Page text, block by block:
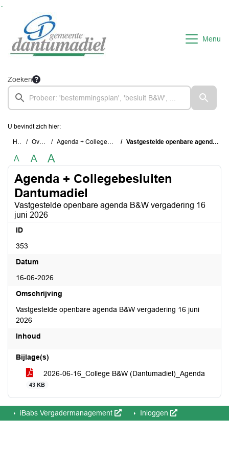
Menu
Zoeken
U bevindt zich hier:
Home Overzichten Agenda + Collegebesluiten Dantumadiel Vastgestelde openbare agenda B&W vergadering 16 juni 2026
A A A
Agenda + Collegebesluiten
Dantumadiel
Vastgestelde openbare agenda B&W vergadering 16
juni 2026
ID
353
Datum
16-06-2026
Omschrijving
Vastgestelde openbare agenda B&W vergadering 16 juni
2026
Inhoud
Bijlage(s)
2026-06-16_College B&W (Dantumadiel)_Agenda
43 KB
iBabs Vergadermanagement Inloggen